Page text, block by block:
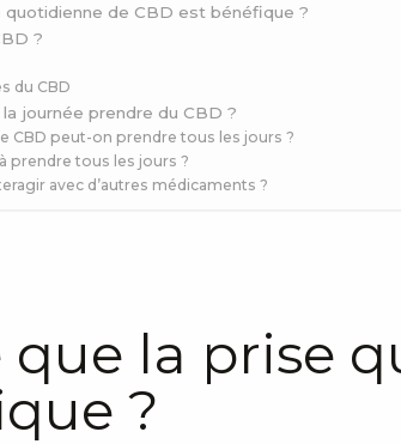
quotidienne de CBD est bénéfique ?
?
du CBD
journée prendre du CBD ?
CBD peut-on prendre tous les jours ?
prendre tous les jours ?
avec d’autres médicaments ?
que la prise
?